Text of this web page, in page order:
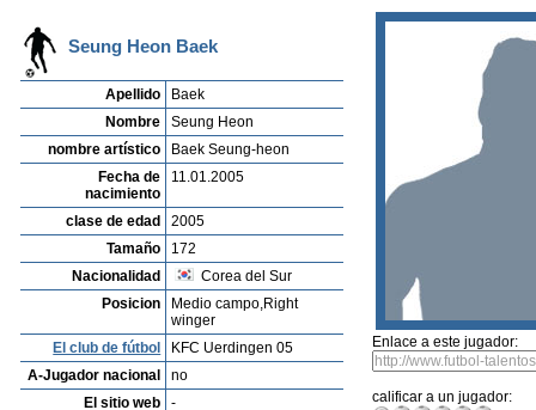
Seung Heon Baek
Apellido
Baek
Nombre
Seung Heon
nombre artístico
Baek Seung-heon
Fecha de
nacimiento
11.01.2005
clase de edad
2005
Tamaño
172
Nacionalidad
Corea del Sur
Posicion
Medio campo,Right
winger
El club de fútbol
KFC Uerdingen 05
A-Jugador nacional
no
El sitio web
-
Enlace a este jugador:
calificar a un jugador: